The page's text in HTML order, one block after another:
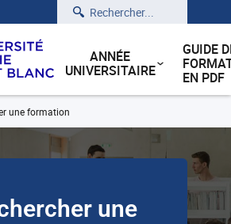
Rechercher
ANNÉE
UNIVERSITAIRE
GUIDE
EN PDF
une formation
une